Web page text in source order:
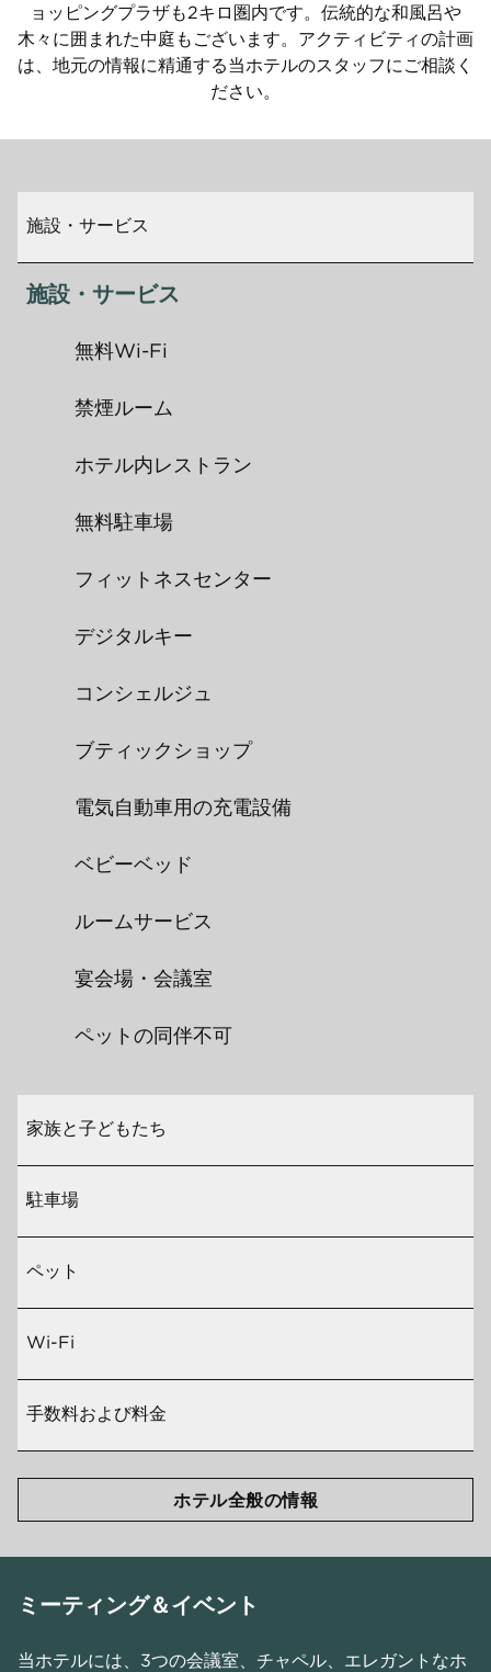
ョッピングプラザも2キロ圏内です。伝統的な和風呂や
木々に囲まれた中庭もございます。アクティビティの計画
は、地元の情報に精通する当ホテルのスタッフにご相談く
ださい。
施設・サービス
施設・サービス
無料Wi-Fi
禁煙ルーム
ホテル内レストラン
無料駐車場
フィットネスセンター
デジタルキー
コンシェルジュ
ブティックショップ
電気自動車用の充電設備
ベビーベッド
ルームサービス
宴会場・会議室
ペットの同伴不可
家族と子どもたち
駐車場
ペット
Wi-Fi
手数料および料金
ホテル全般の情報
ミーティング＆イベント
当ホテルには、3つの会議室、チャペル、エレガントなホ